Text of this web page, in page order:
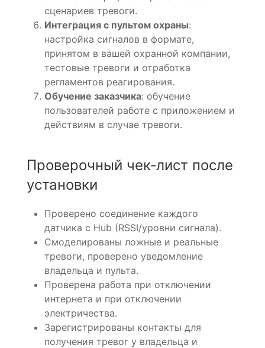
сценариев тревоги.
Интеграция с пультом охраны:
настройка сигналов в формате,
принятом в вашей охранной компании,
тестовые тревоги и отработка
регламентов реагирования.
Обучение заказчика: обучение
пользователей работе с приложением и
действиям в случае тревоги.
Проверочный чек‑лист после
установки
Проверено соединение каждого
датчика с Hub (RSSI/уровни сигнала).
Смоделированы ложные и реальные
тревоги, проверено уведомление
владельца и пульта.
Проверена работа при отключении
интернета и при отключении
электричества.
Зарегистрированы контакты для
получения тревог у владельца и